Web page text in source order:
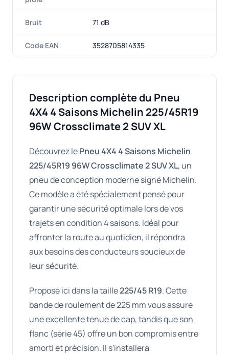
Bruit 71 dB
Code EAN 3528705814335
Description complète du Pneu
4X4 4 Saisons Michelin 225/45R19
96W Crossclimate 2 SUV XL
Découvrez lePneu 4X4 4 Saisons Michelin
225/45R19 96W Crossclimate 2 SUV XL, un
pneu de conception moderne signé Michelin.
Ce modèle a été spécialement pensé pour
garantir une sécurité optimale lors de vos
trajets en condition 4 saisons. Idéal pour
affronter la route au quotidien, il répondra
aux besoins des conducteurs soucieux de
leur sécurité.
Proposé ici dans la taille225/45 R19. Cette
bande de roulement de 225 mm vous assure
une excellente tenue de cap, tandis que son
flanc (série 45) offre un bon compromis entre
amorti et précision. Il s'installera